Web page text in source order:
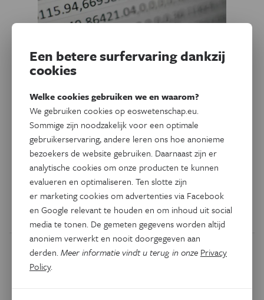
Natuurwetenschappen
Softwareprogramma R wint
grote Belgische statistiekprijs
Rousseeuw Prize for Statisticsbekroont The R Project,
een open source statistiekprogramma waar een
internationaal team van vrijwilligers sinds de jaren 1990
aan bouwt.Eosinterviewde een van de trekkers van het
eerste uur: de Oostenrijkse technisch wiskundige Kurt
Hornik.
DoorIlse Boeren
Een betere surfervaring dankzij
cookies
Welke cookies gebruiken we en waarom?
We gebruiken cookies op eoswetenschap.eu.
Sommige zijn noodzakelijk voor een optimale
gebruikerservaring, andere leren ons hoe anonieme
bezoekers de website gebruiken. Daarnaast zijn er
analytische cookies om onze producten te kunnen
evalueren en optimaliseren. Ten slotte zijn
er marketing cookies om advertenties via Facebook
en Google relevant te houden en om inhoud uit social
media te tonen. De gemeten gegevens worden altijd
anoniem verwerkt en nooit doorgegeven aan
derden.Meer informatie vindt u terug in onze Privacy
Policy.